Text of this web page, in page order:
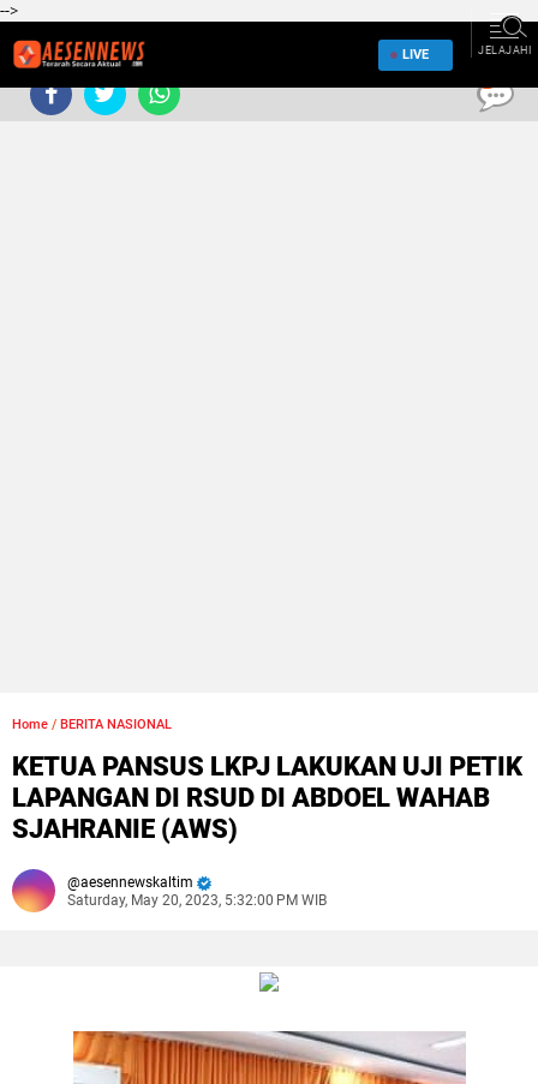
-->
LIVE JELAJAHI
Home / BERITA NASIONAL
KETUA PANSUS LKPJ LAKUKAN UJI PETIK
LAPANGAN DI RSUD DI ABDOEL WAHAB
SJAHRANIE (AWS)
aesennewskaltim
Saturday, May 20, 2023, 5:32:00 PM WIB